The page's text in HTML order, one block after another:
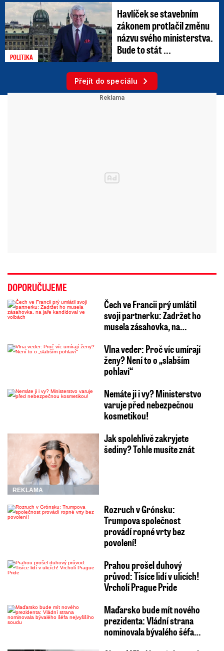
POLITIKA
Havlíček se stavebním
zákonem protlačil změnu
názvu svého ministerstva.
Bude to stát ...
Přejít do speciálu
DOPORUČUJEME
Čech ve Francii prý umlátil
svoji partnerku: Zadržet ho
musela zásahovka, na…
Vlna veder: Proč víc umírají
ženy? Není to o „slabším
pohlaví“
Nemáte ji i vy? Ministerstvo
varuje před nebezpečnou
kosmetikou!
REKLAMA
Jak spolehlivě zakryjete
šediny? Tohle musíte znát
Rozruch v Grónsku:
Trumpova společnost
provádí ropné vrty bez
povolení!
Prahou prošel duhový
průvod: Tisíce lidí v ulicích!
Vrcholí Prague Pride
Maďarsko bude mít nového
prezidenta: Vládní strana
nominovala bývalého šéfa…